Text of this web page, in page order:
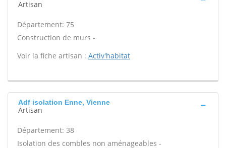
Artisan
Département: 75
Construction de murs -
Voir la fiche artisan : Activ'habitat
Adf isolation Enne, Vienne
Artisan
Département: 38
Isolation des combles non aménageables -